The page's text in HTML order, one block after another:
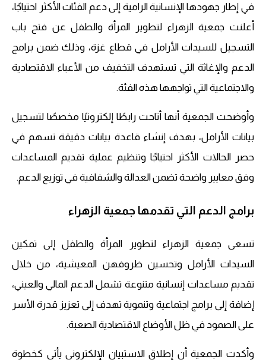
في إطار جهودها الإنسانية الرامية إلى دعم الفئات الأكثر احتياجًا،
أعلنت جمعية الزهراء لتطوير المرأة والطفل عن فتح باب
التسجيل للسيدات الأرامل في قطاع غزة، وذلك ضمن برامج
الدعم والإغاثة التي تستهدف التخفيف من الأعباء الاقتصادية
والاجتماعية التي تواجهها هذه الفئة.
وأوضحت الجمعية أنها أتاحت رابطًا إلكترونيًا مخصصًا لتسجيل
بيانات الأرامل، بهدف إنشاء قاعدة بيانات دقيقة تسهم في
حصر الحالات الأكثر احتياجًا وتنظيم عملية تقديم المساعدات
وفق معايير واضحة تضمن العدالة والشفافية في توزيع الدعم.
برامج الدعم التي تقدمها جمعية الزهراء
تسعى جمعية الزهراء لتطوير المرأة والطفل إلى تمكين
السيدات الأرامل وتحسين ظروفهن المعيشية، من خلال
تقديم مساعدات إنسانية متنوعة تشمل الدعم المالي والعيني،
إضافة إلى برامج اجتماعية وتنموية تهدف إلى تعزيز قدرة الأسر
على الصمود في ظل الأوضاع الاقتصادية الصعبة.
وأكدت الجمعية أن إطلاق الاستبيان الإلكتروني يأتي كخطوة